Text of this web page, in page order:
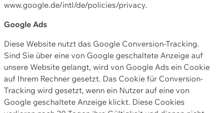
www.google.de/intl/de/policies/privacy.
Google Ads
Diese Website nutzt das Google Conversion-Tracking.
Sind Sie über eine von Google geschaltete Anzeige auf
unsere Website gelangt, wird von Google Ads ein Cookie
auf Ihrem Rechner gesetzt. Das Cookie für Conversion-
Tracking wird gesetzt, wenn ein Nutzer auf eine von
Google geschaltete Anzeige klickt. Diese Cookies